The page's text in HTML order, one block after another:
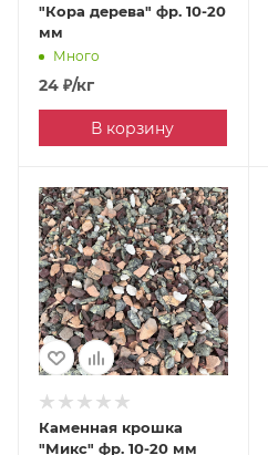
"Кора дерева" фр. 10-20
мм
Много
24 ₽/кг
В корзину
Каменная крошка
"Микс" фр. 10-20 мм